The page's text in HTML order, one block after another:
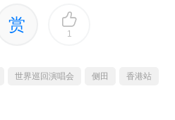
赏 1
世界巡回演唱会 侧田 香港站